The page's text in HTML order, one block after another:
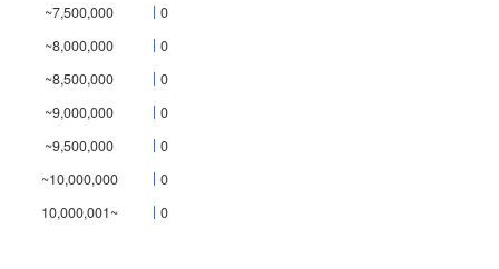
~7,500,000
0
~8,000,000
0
~8,500,000
0
~9,000,000
0
~9,500,000
0
~10,000,000
0
10,000,001~
0